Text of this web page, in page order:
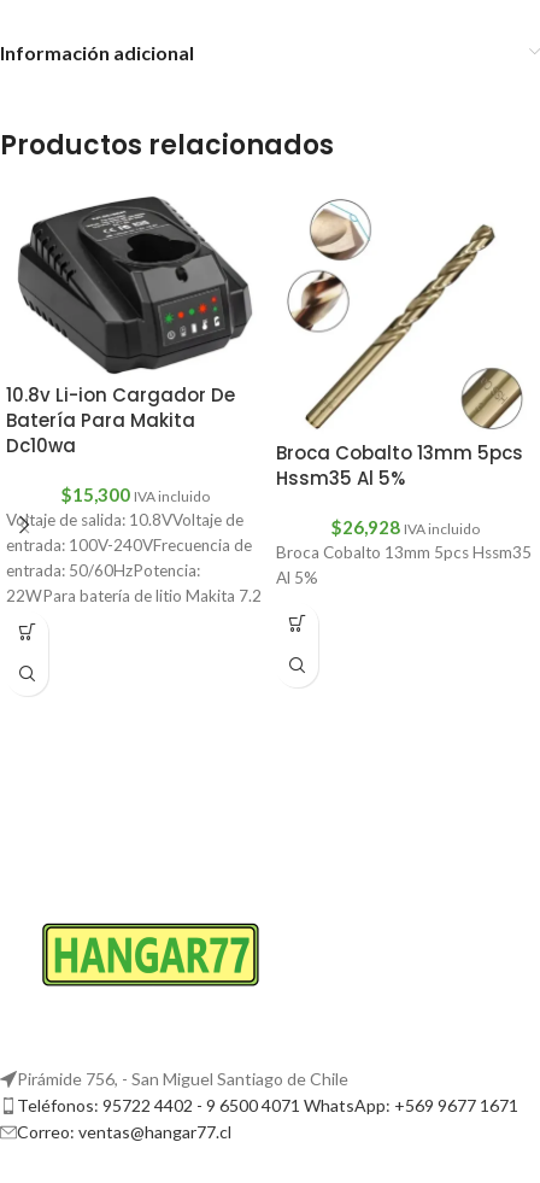
Información adicional
Productos relacionados
10.8v Li-ion Cargador De
Batería Para Makita
Dc10wa
$15,300 IVA incluido
Voltaje de salida: 10.8VVoltaje de
entrada: 100V-240VFrecuencia de
entrada: 50/60HzPotencia:
22WPara batería de litio Makita 7.2
V/10.8VCantidad: 1 ud.
Broca Cobalto 13mm 5pcs
Hssm35 Al 5%
$26,928 IVA incluido
Broca Cobalto 13mm 5pcs Hssm35
Al 5%
Pirámide 756, - San Miguel Santiago de Chile
Teléfonos: 95722 4402 - 9 6500 4071 WhatsApp: +569 9677 1671
Correo: ventas@hangar77.cl